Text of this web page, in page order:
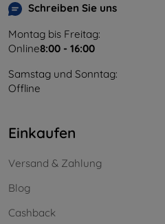
Schreiben Sie uns
Montag bis Freitag:
Online8:00 - 16:00
Samstag und Sonntag:
Offline
Einkaufen
Versand & Zahlung
Blog
Cashback